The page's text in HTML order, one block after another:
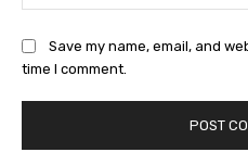
Save my name, email, and
time I comment.